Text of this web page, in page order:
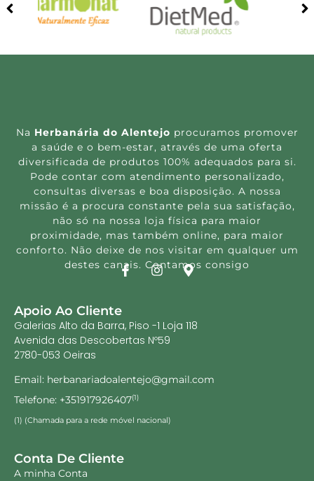
Na Herbanária do Alentejo procuramos promover
a saúde e o bem-estar, através de uma oferta
diversificada de produtos 100% adequados para si.
Pode contar com atendimento personalizado,
consultas diversas e boa disposição. A nossa
missão é a procura constante pela sua satisfação,
não só na nossa loja física para maior
proximidade, mas também online, para maior
conforto. Não deixe de nos visitar em qualquer um
destes canais. Contamos consigo
Apoio Ao Cliente
Galerias Alto da Barra, Piso -1 Loja 118
Avenida das Descobertas Nº59
2780-053 Oeiras
Email: herbanariadoalentejo@gmail.com
Telefone: +351917926407(1)
(1) (Chamada para a rede móvel nacional)
Conta De Cliente
A minha Conta